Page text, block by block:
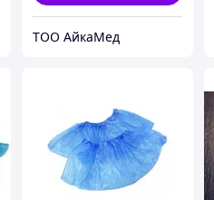
ТОО АйкаМед